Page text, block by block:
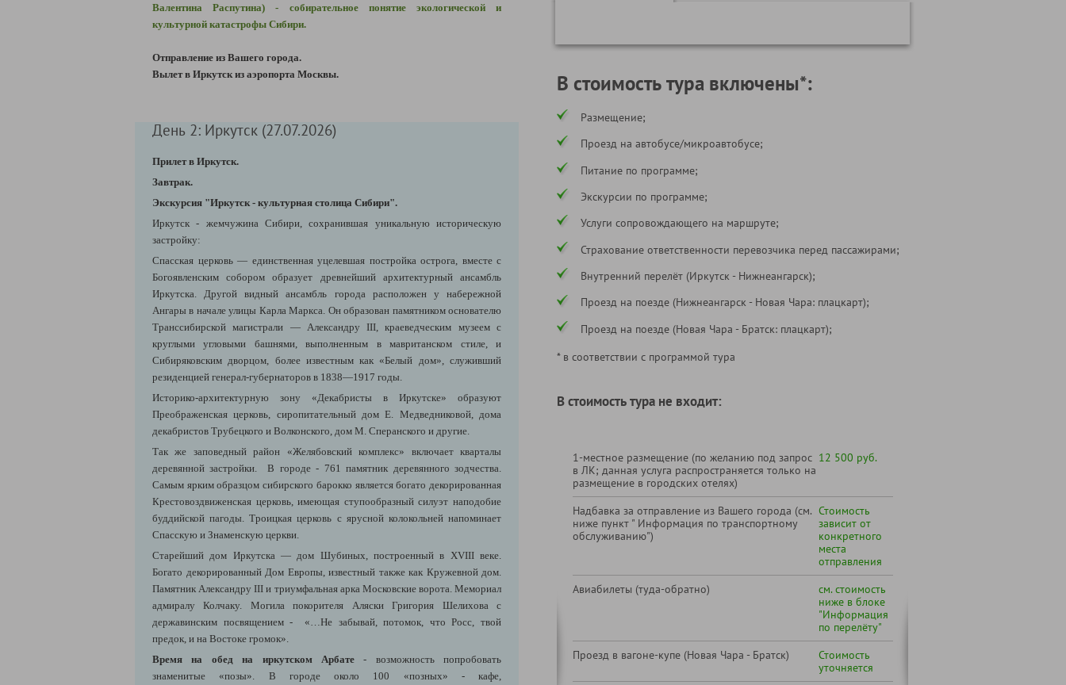
Валентина Распутина) - собирательное понятие экологической и
культурной катастрофы Сибири.
Отправление из Вашего города.
Вылет в Иркутск из аэропорта Москвы.
День 2: Иркутск (27.07.2026)
Прилет в Иркутск.
Завтрак.
Экскурсия "Иркутск - культурная столица Сибири".
Иркутск - жемчужина Сибири, сохранившая уникальную историческую
застройку:
Спасская церковь — единственная уцелевшая постройка острога, вместе с
Богоявленским собором образует древнейший архитектурный ансамбль
Иркутска. Другой видный ансамбль города расположен у набережной
Ангары в начале улицы Карла Маркса. Он образован памятником основателю
Транссибирской магистрали — Александру III, краеведческим музеем с
круглыми угловыми башнями, выполненным в мавританском стиле, и
Сибиряковским дворцом, более известным как «Белый дом», служивший
резиденцией генерал-губернаторов в 1838—1917 годы.
Историко-архитектурную зону «Декабристы в Иркутске» образуют
Преображенская церковь, сиропитательный дом Е. Медведниковой, дома
декабристов Трубецкого и Волконского, дом М. Сперанского и другие.
Так же заповедный район «Желябовский комплекс» включает кварталы
деревянной застройки. В городе - 761 памятник деревянного зодчества.
Самым ярким образцом сибирского барокко является богато декорированная
Крестовоздвиженская церковь, имеющая ступообразный силуэт наподобие
буддийской пагоды. Троицкая церковь с ярусной колокольней напоминает
Спасскую и Знаменскую церкви.
Старейший дом Иркутска — дом Шубиных, построенный в XVIII веке.
Богато декорированный Дом Европы, известный также как Кружевной дом.
Памятник Александру III и триумфальная арка Московские ворота. Мемориал
адмиралу Колчаку. Могила покорителя Аляски Григория Шелихова с
державинским посвящением - «…Не забывай, потомок, что Росс, твой
предок, и на Востоке громок».
Время на обед на иркутском Арбате- возможность попробовать
знаменитые «позы». В городе около 100 «позных» - кафе,
В стоимость тура включены*:
Размещение;
Проезд на автобусе/микроавтобусе;
Питание по программе;
Экскурсии по программе;
Услуги сопровождающего на маршруте;
Страхование ответственности перевозчика перед пассажирами;
Внутренний перелёт (Иркутск - Нижнеангарск);
Проезд на поезде (Нижнеангарск - Новая Чара: плацкарт);
Проезд на поезде (Новая Чара - Братск: плацкарт);
* в соответствии с программой тура
В стоимость тура не входит:
1-местное размещение (по желанию под запрос
в ЛК; данная услуга распространяется только на
размещение в городских отелях)
12 500 руб.
Надбавка за отправление из Вашего города (см.
ниже пункт " Информация по транспортному
обслуживанию")
Стоимость
зависит от
конкретного
места
отправления
Авиабилеты (туда-обратно)
см. стоимость
ниже в блоке
"Информация
по перелёту"
Проезд в вагоне-купе (Новая Чара - Братск)
Стоимость
уточняется